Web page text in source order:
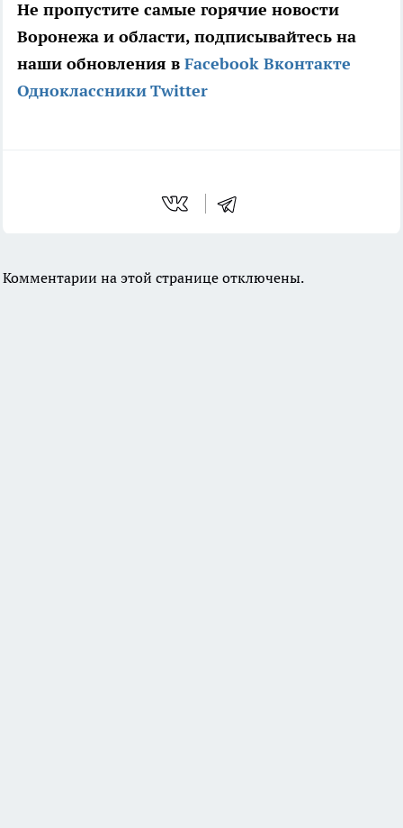
Не пропустите самые горячие новости
Воронежа и области, подписывайтесь на
наши обновления в Facebook Вконтакте
ОдноклассникиTwitter
Комментарии на этой странице отключены.